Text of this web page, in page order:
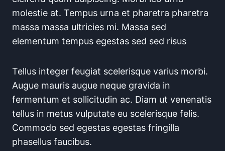
molestie at. Tempus urna et pharetra pharetra
massa massa ultricies mi. Massa sed
elementum tempus egestas sed sed risus
Tellus integer feugiat scelerisque varius morbi.
Augue mauris augue neque gravida in
fermentum et sollicitudin ac. Diam ut venenatis
tellus in metus vulputate eu scelerisque felis.
Commodo sed egestas egestas fringilla
phasellus faucibus.